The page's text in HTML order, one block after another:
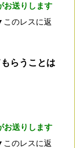
お送りします
このレスに返
らうことは
お送りします
このレスに返